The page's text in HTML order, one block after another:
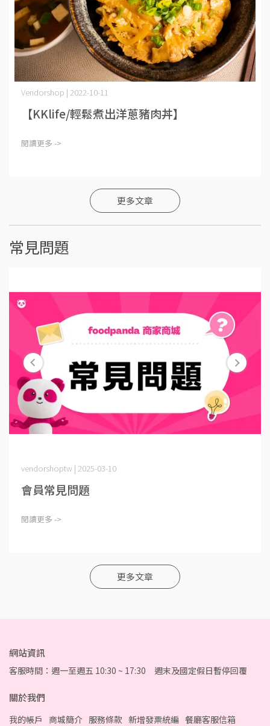
Vendorshop | 2022-10-11
【KKlife/輕鬆煮出洋蔥豬肉丼】
閱讀更多 ->
更多文章
常見問題
vendorshoptw | 2025-03-10
會員常見問題
閱讀更多 ->
更多文章
網站資訊
客服時間：週一至週五 10:30 ~ 17:30 週末及國定假日暫停回覆
關於我們
我的帳戶 商城簡介 服務條款 新增發票統編 餐廳客服信箱